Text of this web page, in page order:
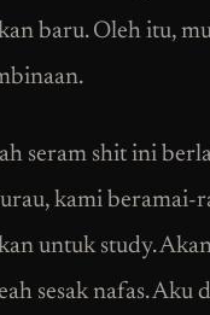
baru. Oleh itu,
seram shit ini
kami beramai-
untuk study.
sesak nafas. Aku